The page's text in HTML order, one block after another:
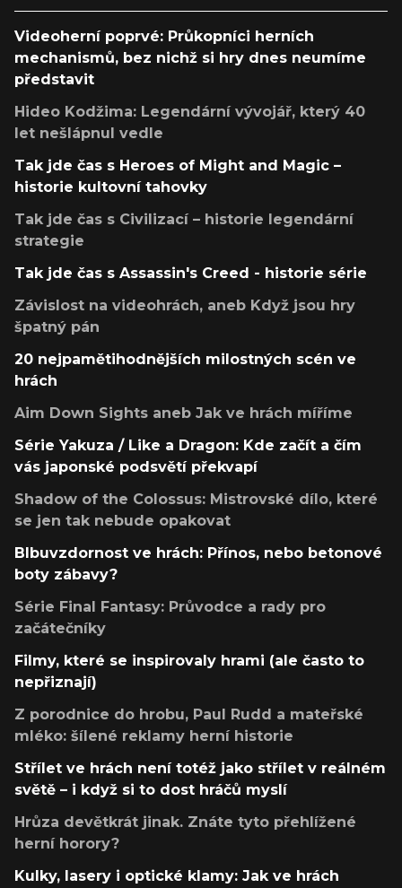
Videoherní poprvé: Průkopníci herních
mechanismů, bez nichž si hry dnes neumíme
představit
Hideo Kodžima: Legendární vývojář, který 40
let nešlápnul vedle
Tak jde čas s Heroes of Might and Magic –
historie kultovní tahovky
Tak jde čas s Civilizací – historie legendární
strategie
Tak jde čas s Assassin's Creed - historie série
Závislost na videohrách, aneb Když jsou hry
špatný pán
20 nejpamětihodnějších milostných scén ve
hrách
Aim Down Sights aneb Jak ve hrách míříme
Série Yakuza / Like a Dragon: Kde začít a čím
vás japonské podsvětí překvapí
Shadow of the Colossus: Mistrovské dílo, které
se jen tak nebude opakovat
Blbuvzdornost ve hrách: Přínos, nebo betonové
boty zábavy?
Série Final Fantasy: Průvodce a rady pro
začátečníky
Filmy, které se inspirovaly hrami (ale často to
nepřiznají)
Z porodnice do hrobu, Paul Rudd a mateřské
mléko: šílené reklamy herní historie
Střílet ve hrách není totéž jako střílet v reálném
světě – i když si to dost hráčů myslí
Hrůza devětkrát jinak. Znáte tyto přehlížené
herní horory?
Kulky, lasery i optické klamy: Jak ve hrách